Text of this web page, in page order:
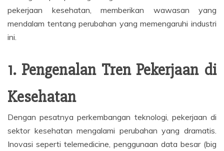
pekerjaan kesehatan, memberikan wawasan yang
mendalam tentang perubahan yang memengaruhi industri
ini.
1. Pengenalan Tren Pekerjaan di
Kesehatan
Dengan pesatnya perkembangan teknologi, pekerjaan di
sektor kesehatan mengalami perubahan yang dramatis.
Inovasi seperti telemedicine, penggunaan data besar (big